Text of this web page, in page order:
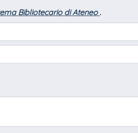
Bibliotecario di Ateneo .